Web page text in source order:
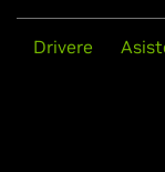
Drivere